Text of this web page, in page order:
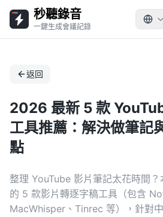
秒聽錄音
一鍵生成會議記錄
返回
2026 最新 5 款
工具推薦：解決做筆記
點
整理 YouTube 影片筆記太花時間
的 5 款影片轉逐字稿工具（包含
MacWhisper、Tinrec 等），針對